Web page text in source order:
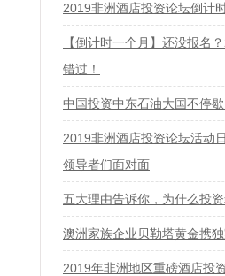
2019非洲酒店投资论坛倒计
【倒计时一个月】还没报名
错过！
中国投资中东石油大国不停
2019非洲酒店投资论坛活动
领导者们面对面
五大理由告诉你，为什么投
澳洲家族企业贝勒塔黄金携
2019年非洲地区重磅酒店投